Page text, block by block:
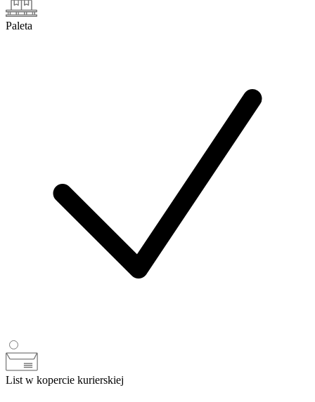
Paleta
List w kopercie kurierskiej